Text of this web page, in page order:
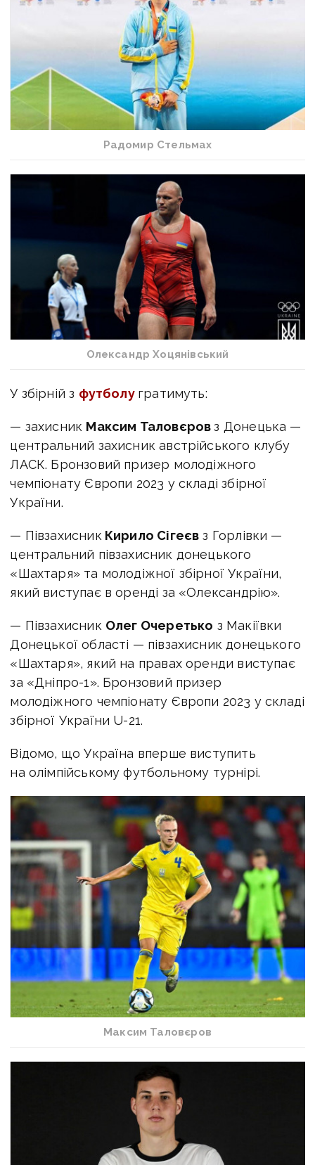
Радомир Стельмах
Олександр Хоцянівський
У збірній з футболу гратимуть:
— захисник Максим Таловєровз Донецька —
центральний захисник австрійського клубу
ЛАСК. Бронзовий призер молодіжного
чемпіонату Європи 2023 у складі збірної
України.
— Півзахисник Кирило Сігеєв з Горлівки —
центральний півзахисник донецького
«Шахтаря» та молодіжної збірної України,
який виступає в оренді за «Олександрію».
— Півзахисник Олег Очеретько з Макіївки
Донецької області — півзахисник донецького
«Шахтаря», який на правах оренди виступає
за «Дніпро-1». Бронзовий призер
молодіжного чемпіонату Європи 2023 у складі
збірної України U-21.
Відомо, що Україна вперше виступить
на олімпійському футбольному турнірі.
Максим Таловєров